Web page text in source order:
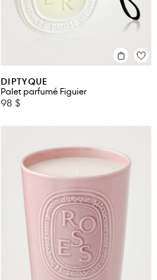
DIPTYQUE
Palet parfumé Figuier
98 $